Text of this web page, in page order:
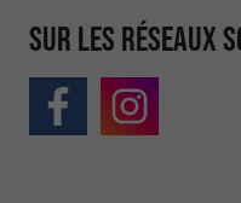
Sur les réseaux